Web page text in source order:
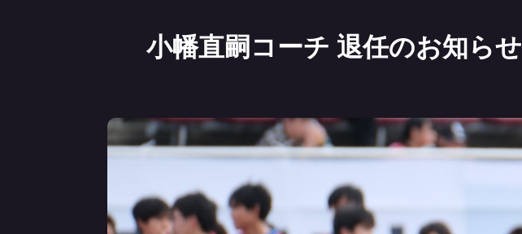
小幡直嗣コーチ 退任のお知らせ